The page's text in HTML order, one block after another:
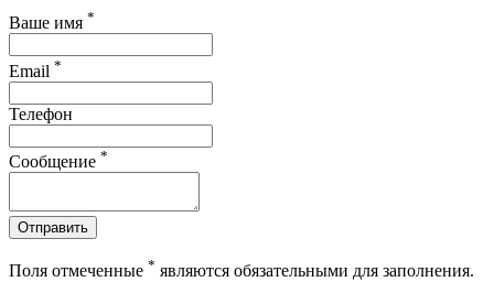
Ваше имя *
Email *
Телефон
Сообщение *
Отправить
Поля отмеченные * являются обязательными для заполнения.